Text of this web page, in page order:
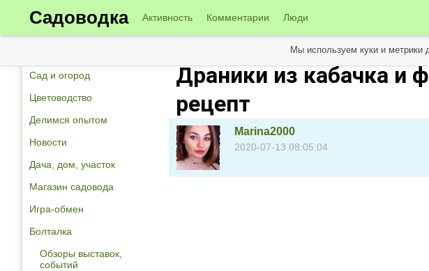
Садоводка Активность Комментарии Люди
Сад и огород
Цветоводство
Делимся опытом
Новости
Дача, дом, участок
Магазин садовода
Игра-обмен
Болталка
Обзоры выставок,
событий
Новые материалы от 13 июля
Драники из кабачка и
рецепт
Marina2000
2020-07-13 08:05:04
Мы используем куки и метрики